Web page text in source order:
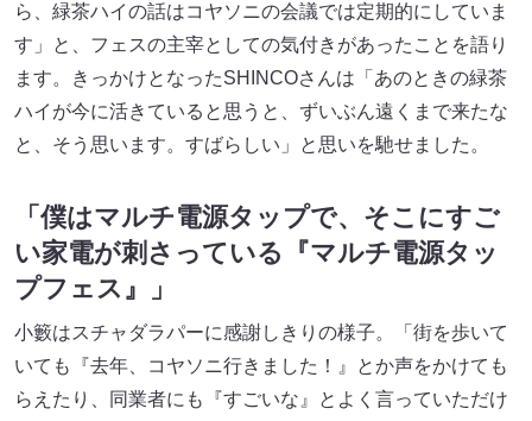
ら、緑茶ハイの話はコヤソニの会議では定期的にしていま
す」と、フェスの主宰としての気付きがあったことを語り
ます。きっかけとなったSHINCOさんは「あのときの緑茶
ハイが今に活きていると思うと、ずいぶん遠くまで来たな
と、そう思います。すばらしい」と思いを馳せました。
「僕はマルチ電源タップで、そこにすご
い家電が刺さっている『マルチ電源タッ
プフェス』」
小籔はスチャダラパーに感謝しきりの様子。「街を歩いて
いても『去年、コヤソニ行きました！』とか声をかけても
らえたり、同業者にも『すごいな』とよく言っていただけ